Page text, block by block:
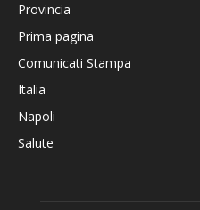
Provincia
Prima pagina
Comunicati Stampa
Italia
Napoli
Salute